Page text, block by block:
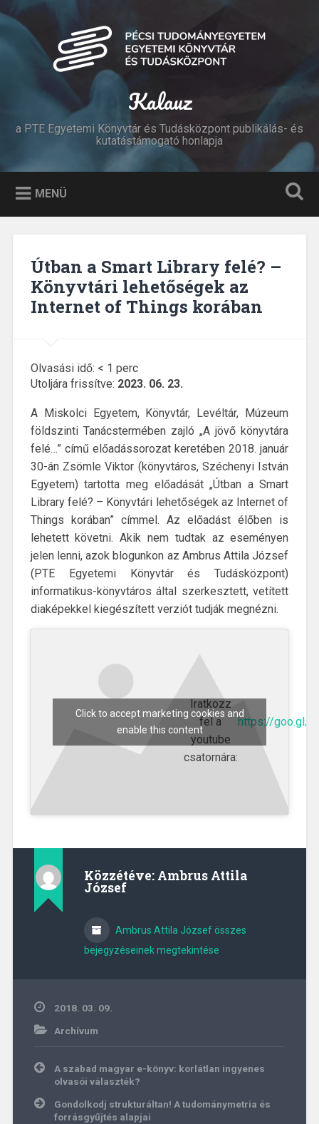
Tovább
tartalomhoz
Keresés
Kalauz
a PTE Egyetemi Könyvtár és Tudásközpont publikálás- és
kutatástámogató honlapja
MENÜ
Útban a Smart Library felé? –
Könyvtári lehetőségek az
Internet of Things korában
Olvasási idő: < 1 perc
Utoljára frissítve: 2023. 06. 23.
A Miskolci Egyetem, Könyvtár, Levéltár, Múzeum
földszinti Tanácstermében zajló „A jövő könyvtára
felé…” című előadássorozat keretében 2018. január
30-án Zsömle Viktor (könyvtáros, Széchenyi István
Egyetem) tartotta meg előadását „Útban a Smart
Library felé? – Könyvtári lehetőségek az Internet of
Things korában” címmel. Az előadást élőben is
lehetett követni. Akik nem tudtak az eseményen
jelen lenni, azok blogunkon az Ambrus Attila József
(PTE Egyetemi Könyvtár és Tudásközpont)
informatikus-könyvtáros által szerkesztett, vetített
diaképekkel kiegészített verziót tudják megnézni.
Iratkozz
fel a
youtube
csatornára:
https://goo.gl/
Click to accept marketing cookies and
enable this content
Közzétéve: Ambrus Attila
József
Ambrus Attila József összes
bejegyzéseinek megtekintése
2018. 03. 09.
Archívum
Bejegyzés
navigáció
A szabad magyar e-könyv: korlátlan ingyenes
olvasói választék?
Gondolkodj strukturáltan! A tudománymetria és
forrásgyűjtés alapjai